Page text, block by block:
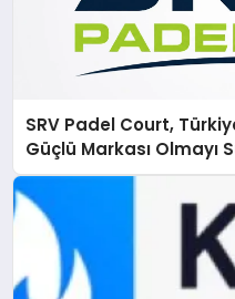
SRV Padel Court,
Güçlü Markası Olmayı